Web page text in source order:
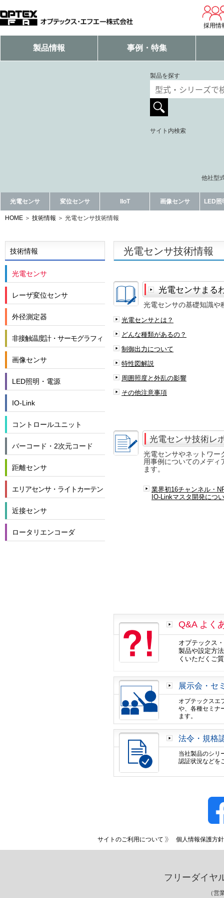
採用情
製品情報 事例・特集
製品を探す
サイト内検索
他社型
光電センサ 変位センサ IIoT 画像センサ LED照
HOME 技術情報 光電センサ技術情報
技術情報
光電センサ
レーザ変位センサ
外径測定器
非接触温度計・サーモグラフィ
画像センサ
LED照明・電源
IO-Link
コントロールユニット
バーコード・2次元コード
距離センサ
エリアセンサ・ライトカーテン
近接センサ
ロータリエンコーダ
光電センサ技術情報
光電センサまる
光電センサの基礎知識や
光電センサとは？
どんな種類があるの？
制御出力について
特性図解説
周囲照度と外乱の影響
その他注意事項
光電センサ技術レ
光電センサやネットワー
用事例についてのメディ
ます。
業界初16チャンネル・
IO-Linkマスタ開発につ
Q&A よく
オプテックス
製品や設定方
くいただくご
展示会・セ
オプテックスエ
や、各種セミナ
ます。
法令・規格
当社製品のシリ
認証状況などを
サイトのご利用について 個人情報保護方針
フリーダイヤ
（営